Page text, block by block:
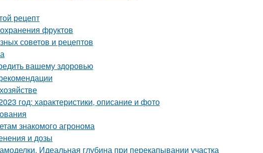
рецепт
фруктов
советов и рецептов
вашему здоровью
год: характеристики, описание и фото
знакомого агронома
и дозы
Идеальная глубина при перекапывании участка